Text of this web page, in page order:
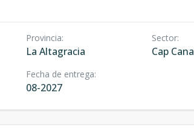
Provincia:
La Altagracia
Sector:
Cap Cana
Fecha de entrega:
08-2027